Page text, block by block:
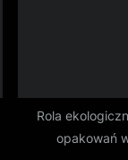
Rola
opakowań